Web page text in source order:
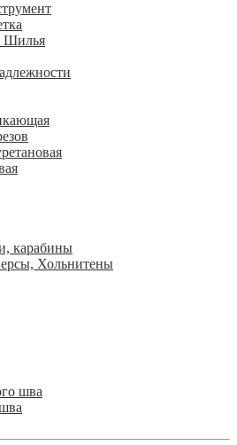
Шилья
карабины
Хольнитены
шва